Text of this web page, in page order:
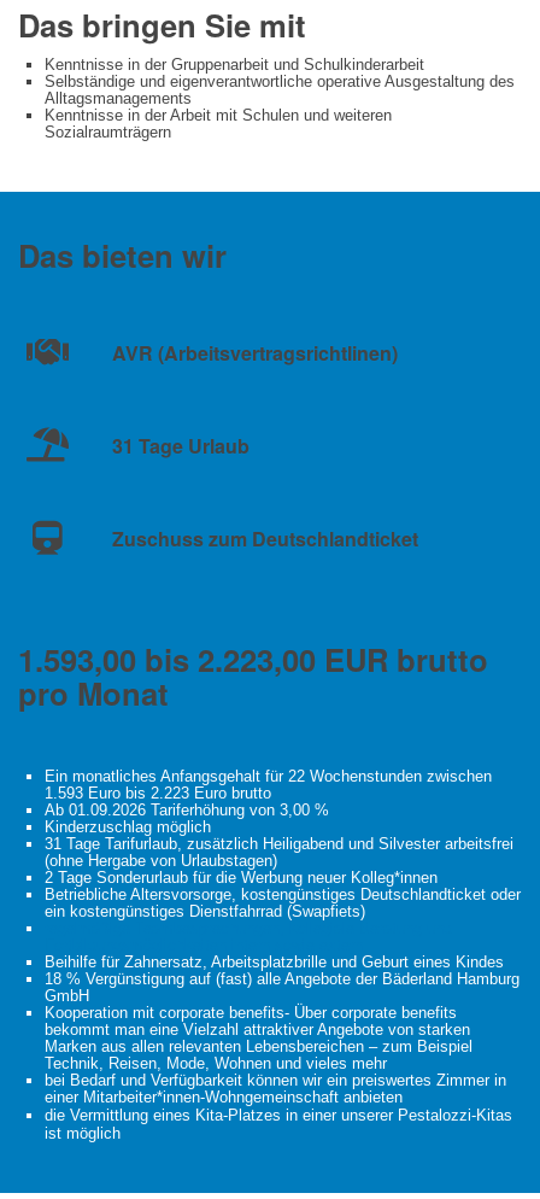
Das bringen Sie mit
Kenntnisse in der Gruppenarbeit und Schulkinderarbeit
Selbständige und eigenverantwortliche operative Ausgestaltung des
Alltagsmanagements
Kenntnisse in der Arbeit mit Schulen und weiteren
Sozialraumträgern
Das bieten wir
AVR (Arbeitsvertragsrichtlinen)
31 Tage Urlaub
Zuschuss zum Deutschlandticket
1.593,00 bis 2.223,00 EUR brutto
pro Monat
Ein monatliches Anfangsgehalt für 22 Wochenstunden zwischen
1.593 Euro bis 2.223 Euro brutto
Ab 01.09.2026 Tariferhöhung von 3,00 %
Kinderzuschlag möglich
31 Tage Tarifurlaub, zusätzlich Heiligabend und Silvester arbeitsfrei
(ohne Hergabe von Urlaubstagen)
2 Tage Sonderurlaub für die Werbung neuer Kolleg*innen
Betriebliche Altersvorsorge, kostengünstiges Deutschlandticket oder
ein kostengünstiges Dienstfahrrad (Swapfiets)
Beihilfe für Zahnersatz, Arbeitsplatzbrille und Geburt eines Kindes
18 % Vergünstigung auf (fast) alle Angebote der Bäderland Hamburg
GmbH
Kooperation mit corporate benefits- Über corporate benefits
bekommt man eine Vielzahl attraktiver Angebote von starken
Marken aus allen relevanten Lebensbereichen – zum Beispiel
Technik, Reisen, Mode, Wohnen und vieles mehr
bei Bedarf und Verfügbarkeit können wir ein preiswertes Zimmer in
einer Mitarbeiter*innen-Wohngemeinschaft anbieten
die Vermittlung eines Kita-Platzes in einer unserer Pestalozzi-Kitas
ist möglich